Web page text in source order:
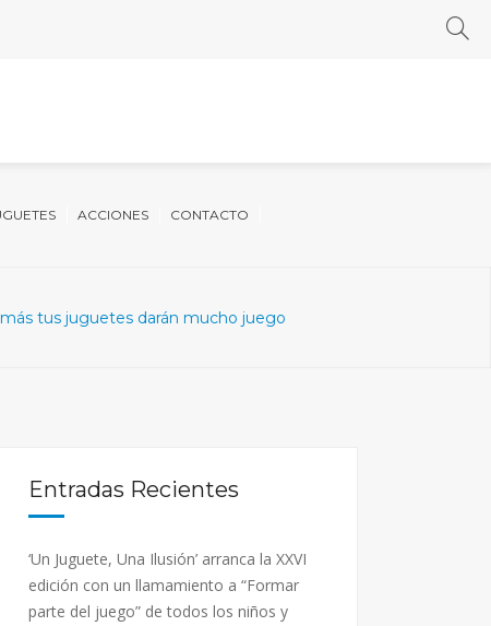
ACCIONES CONTACTO
tus juguetes darán mucho juego
Entradas Recientes
‘Un Juguete, Una Ilusión’ arranca la XXVI
edición con un llamamiento a “Formar
parte del juego” de todos los niños y